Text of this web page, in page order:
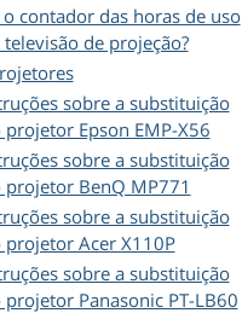
contador das horas de uso
de projeção?
sobre a substituição
Epson EMP-X56
sobre a substituição
BenQ MP771
sobre a substituição
Acer X110P
sobre a substituição
Panasonic PT-LB60